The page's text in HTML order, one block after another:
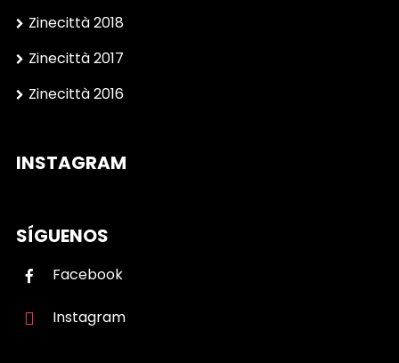
Zinecittà 2018
Zinecittà 2017
Zinecittà 2016
INSTAGRAM
SÍGUENOS
Facebook
Instagram